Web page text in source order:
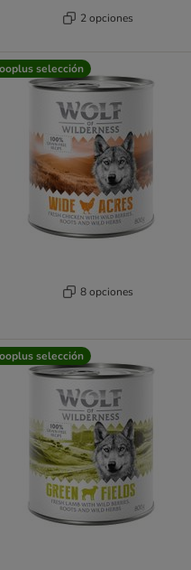
2 opciones
selección
8 opciones
selección